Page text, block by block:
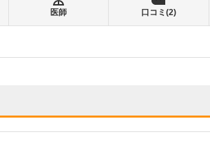
医師 口コミ(2)